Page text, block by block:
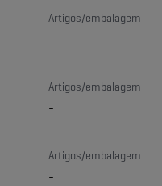
Artigos/embalagem
-
Artigos/embalagem
-
Artigos/embalagem
-